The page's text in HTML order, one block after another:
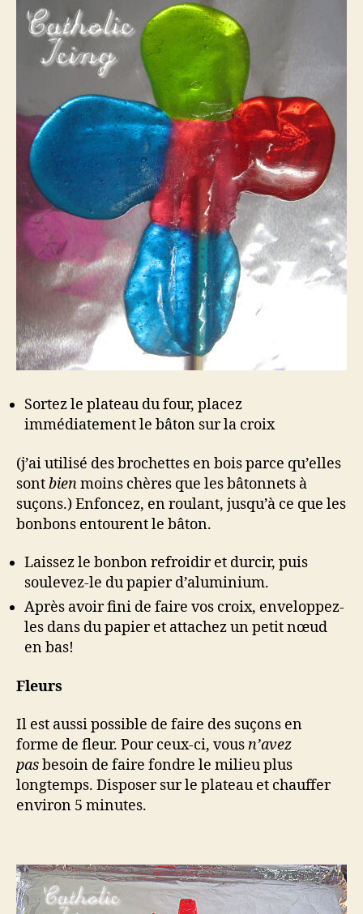
Sortez le plateau du four, placez
immédiatement le bâton sur la croix
(j’ai utilisé des brochettes en bois parce qu’elles
sontbienmoins chères que les bâtonnets à
suçons.) Enfoncez, en roulant, jusqu’à ce que les
bonbons entourent le bâton.
Laissez le bonbon refroidir et durcir, puis
soulevez-le du papier d’aluminium.
Après avoir fini de faire vos croix, enveloppez-
les dans du papier et attachez un petit nœud
en bas!
Fleurs
Il est aussi possible de faire des suçons en
forme de fleur. Pour ceux-ci, vousn’avez
pasbesoin de faire fondre le milieu plus
longtemps. Disposer sur le plateau et chauffer
environ 5 minutes.